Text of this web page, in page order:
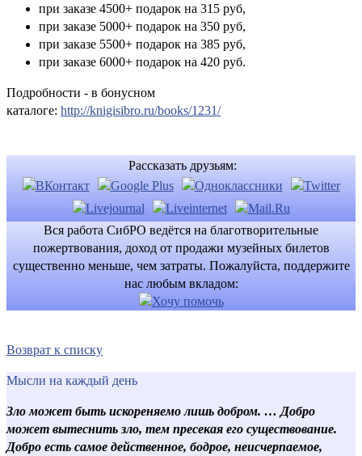
при заказе 4500+ подарок на 315 руб,
при заказе 5000+ подарок на 350 руб,
при заказе 5500+ подарок на 385 руб,
при заказе 6000+ подарок на 420 руб.
Подробности - в бонусном
каталоге: http://knigisibro.ru/books/1231/
Рассказать друзьям:
Вся работа СибРО ведётся на благотворительные
пожертвования, доход от продажи музейных билетов
существенно меньше, чем затраты. Пожалуйста, поддержите
нас любым вкладом:
Возврат к списку
Мысли на каждый день
Зло может быть искореняемо лишь добром. … Добро
может вытеснить зло, тем пресекая его существование.
Добро есть самое действенное, бодрое, неисчерпаемое,